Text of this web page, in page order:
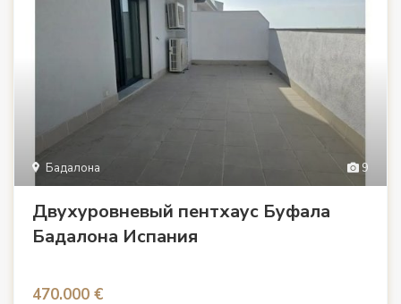
9
Бадалона
Двухуровневый пентхаус Буфала
Бадалона Испания
470.000 €